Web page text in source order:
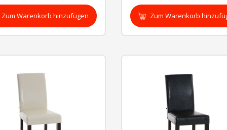
Zum Warenkorb hinzufügen Zum Warenkorb